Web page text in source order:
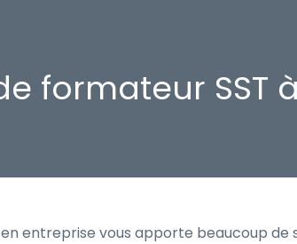
formateur SST
entreprise vous apporte beaucoup de